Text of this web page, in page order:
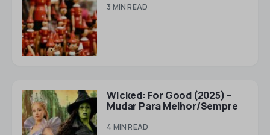
3 MIN READ
Wicked: For Good (2025) –
Mudar Para Melhor/Sempre
4 MIN READ